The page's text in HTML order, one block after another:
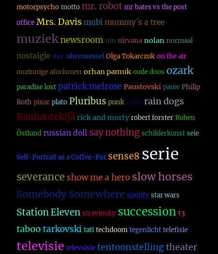
motorpsycho motto mr. robot mr bates vs the post
office Mrs. Davis mubi mummy´s a tree
muzieknewsroom nin nirvana nolan normaal
nostalgie nrc ohrensessel Olga Tokarczuk on the air
onzinnige aforismen orhan pamuk oude doos ozark
paradise lost patrick melrose Paustovski pauw Philip
Roth pixar plato Pluribus punk radio rain dogs
Rauhantekijä rick and morty robert forster Ruben
Östlund russian doll say nothing schilderkunst seie
Self-Portrait as a Coffee-Pot sense8 serie
severance show me a hero slow horses
Somebody Somewhere spotify star wars
Station Eleven stravinsky succession t3
taboo tarkovski tati techdoom tegenlicht telefisie
televisie televsisie tentoonstelling theater